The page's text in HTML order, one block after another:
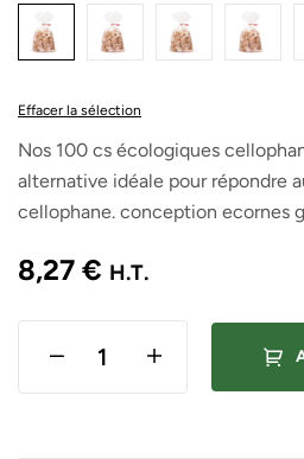
Effacer la sélection
Nos 100 cs écologiques
alternative idéale pour répondre
cellophane. conception ecornes
8,27 € H.T.